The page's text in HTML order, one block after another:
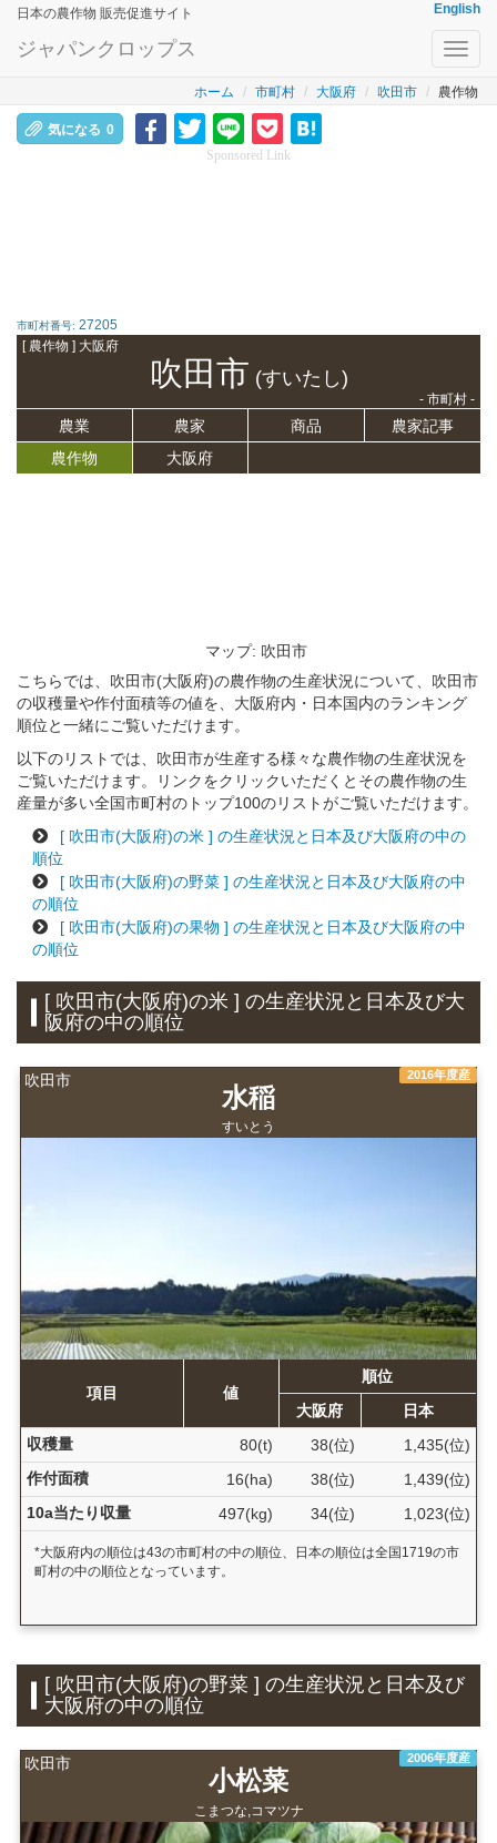
日本の農作物 販売促進サイト English
ジャパンクロップス
ホーム 市町村 大阪府 吹田市 農作物
気になる 0
Sponsored Link
市町村番号: 27205
[ 農作物 ] 大阪府
吹田市 (すいたし)
- 市町村 -
農業 農家 商品
農家記事
農作物
大阪府
マップ: 吹田市
こちらでは、吹田市(大阪府)の農作物の生産状況について、吹田市
の収穫量や作付面積等の値を、大阪府内・日本国内のランキング
順位と一緒にご覧いただけます。
以下のリストでは、吹田市が生産する様々な農作物の生産状況を
ご覧いただけます。リンクをクリックいただくとその農作物の生
産量が多い全国市町村のトップ100のリストがご覧いただけます。
[ 吹田市(大阪府)の米 ] の生産状況と日本及び大阪府の中の
順位
[ 吹田市(大阪府)の野菜 ] の生産状況と日本及び大阪府の中
の順位
[ 吹田市(大阪府)の果物 ] の生産状況と日本及び大阪府の中
の順位
[ 吹田市(大阪府)の米 ] の生産状況と日本及び大
阪府の中の順位
吹田市 2016年度産
水稲
すいとう
項目 値
順位
大阪府
日本
収穫量
80(t) 38(位)
1,435(位)
作付面積
16(ha) 38(位)
1,439(位)
10a当たり収量
497(kg) 34(位) 1,023(位)
*大阪府内の順位は43の市町村の中の順位、日本の順位は全国1719の市
町村の中の順位となっています。
[ 吹田市(大阪府)の野菜 ] の生産状況と日本及び
大阪府の中の順位
吹田市 2006年度産
小松菜
こまつな,コマツナ